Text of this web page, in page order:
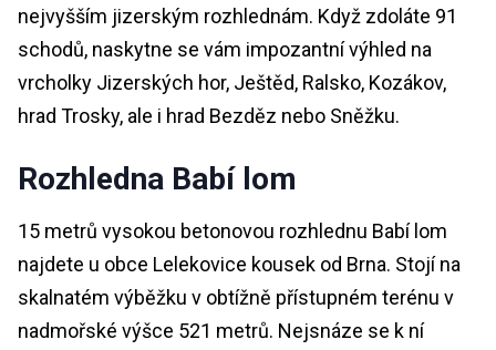
nejvyšším jizerským rozhlednám. Když zdoláte 91
schodů, naskytne se vám impozantní výhled na
vrcholky Jizerských hor, Ještěd, Ralsko, Kozákov,
hrad Trosky, ale i hrad Bezděz nebo Sněžku.
Rozhledna Babí lom
15 metrů vysokou betonovou rozhlednu Babí lom
najdete u obce Lelekovice kousek od Brna. Stojí na
skalnatém výběžku v obtížně přístupném terénu v
nadmořské výšce 521 metrů. Nejsnáze se k ní